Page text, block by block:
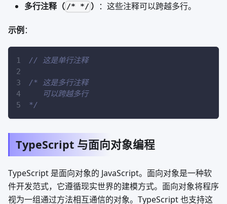
多行注释（ /* */ ） ：这些注释可以跨越多行。
示例 ：
// 这是单行注释
/* 这是多行注释
   可以跨越多行
*/
TypeScript 与面向对象编程
TypeScript 是面向对象的 JavaScript。面向对象是一种软
件开发范式，它遵循现实世界的建模方式。面向对象将程序
视为一组通过方法相互通信的对象。TypeScript 也支持这